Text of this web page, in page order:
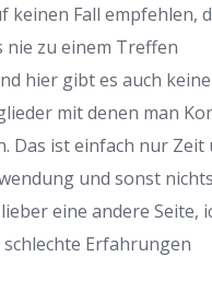
keinen Fall empfehlen,
nie zu einem Treffen
hier gibt es auch keine
mit denen man
Das ist einfach nur Zeit
und sonst
eine andere Seite,
Erfahrungen